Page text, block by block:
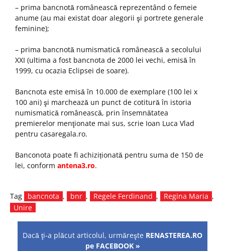
– prima bancnotă românească reprezentând o femeie
anume (au mai existat doar alegorii şi portrete generale
feminine);
– prima bancnotă numismatică românească a secolului
XXI (ultima a fost bancnota de 2000 lei vechi, emisă în
1999, cu ocazia Eclipsei de soare).
Bancnota este emisă în 10.000 de exemplare (100 lei x
100 ani) şi marchează un punct de cotitură în istoria
numismatică românească, prin însemnătatea
premierelor menţionate mai sus, scrie Ioan Luca Vlad
pentru casaregala.ro.
Banconota poate fi achiziționată pentru suma de 150 de
lei, conform antena3.ro.
Tag bancnota , bnr , Regele Ferdinand , Regina Maria ,
Unire
Dacă ţi-a plăcut articolul, urmăreşte RENASTEREA.RO
pe FACEBOOK »